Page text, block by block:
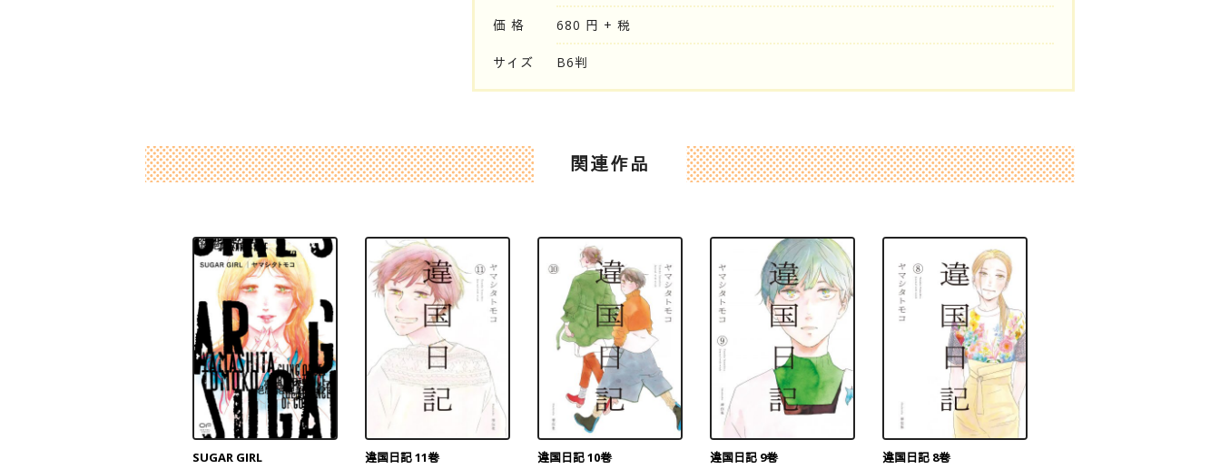
価 格 680 円 + 税
サイズ B6判
関連作品
SUGAR GIRL 違国日記 11巻 違国日記 10巻 違国日記 9巻 違国日記 8巻